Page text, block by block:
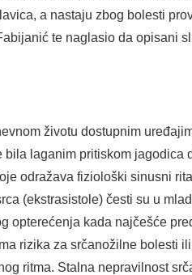
a nastaju zbog bolesti
te naglasio da opisani
životu dostupnim
laganim pritiskom jagodica
odražava fiziološki sinusni
(ekstrasistole) česti su u
opterećenja kada najčešće
rizika za srčanožilne bolesti
ritma. Stalna nepravilnost